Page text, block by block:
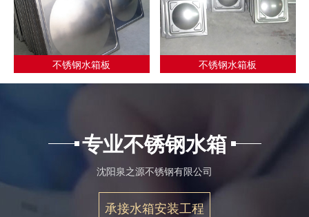
不锈钢水箱板 不锈钢水箱板
专业不锈钢水箱
沈阳泉之源不锈钢有限公司
承接水箱安装工程